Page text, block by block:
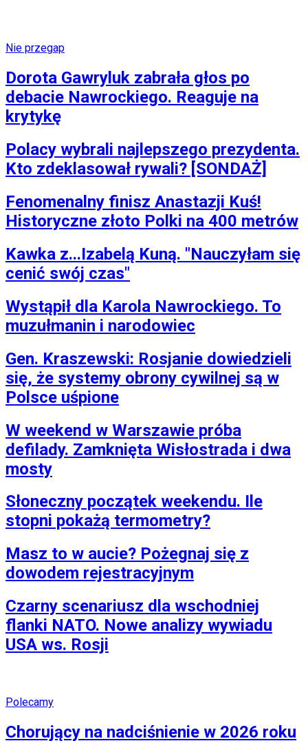
Nie przegap
Dorota Gawryluk zabrała głos po
debacie Nawrockiego. Reaguje na
krytykę
Polacy wybrali najlepszego prezydenta.
Kto zdeklasował rywali? [SONDAŻ]
Fenomenalny finisz Anastazji Kuś!
Historyczne złoto Polki na 400 metrów
Kawka z...Izabelą Kuną. "Nauczyłam się
cenić swój czas"
Wystąpił dla Karola Nawrockiego. To
muzułmanin i narodowiec
Gen. Kraszewski: Rosjanie dowiedzieli
się, że systemy obrony cywilnej są w
Polsce uśpione
W weekend w Warszawie próba
defilady. Zamknięta Wisłostrada i dwa
mosty
Słoneczny początek weekendu. Ile
stopni pokażą termometry?
Masz to w aucie? Pożegnaj się z
dowodem rejestracyjnym
Czarny scenariusz dla wschodniej
flanki NATO. Nowe analizy wywiadu
USA ws. Rosji
Polecamy
Chorujący na nadciśnienie w 2026 roku